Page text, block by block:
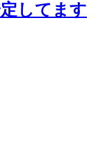
してます